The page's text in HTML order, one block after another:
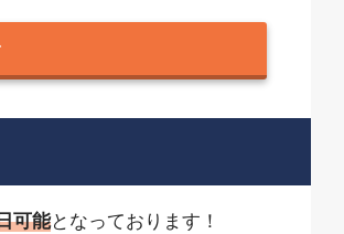
可能となっております！